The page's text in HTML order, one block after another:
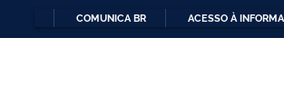
COMUNICA BR ACESSO À